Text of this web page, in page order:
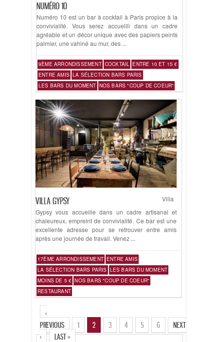
NUMÉRO 10
Numéro 10 est un bar à cocktail à Paris propice à la
convivialité. Vous serez accueilli dans un cadre
agréable et un décor unique avec des papiers peints
palmier, une vahiné au mur, des ...
9ÈME ARRONDISSEMENT COCKTAIL ENTRE 10 ET 15 €
ENTRE AMIS LA SÉLECTION BARS PARIS
LES BARS DU MOMENT NOS BARS "COUP DE COEUR"
VILLA GYPSY
Villa
Gypsy vous accueille dans un cadre artisanal et
chaleureux, empreint de convivialité. Ce bar est une
excellente adresse pour se retrouver entre amis
après une journée de travail. Venez ...
17ÈME ARRONDISSEMENT ENTRE AMIS
LA SÉLECTION BARS PARIS LES BARS DU MOMENT
MOINS DE 5 € NOS BARS "COUP DE COEUR"
RESTAURANT
‹
PREVIOUS
1 2 3 4 5 6
NEXT
›
LAST »